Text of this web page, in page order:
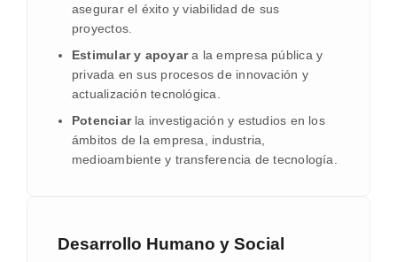
asegurar el éxito y viabilidad de sus
proyectos.
Estimular y apoyara la empresa pública y
privada en sus procesos de innovación y
actualización tecnológica.
Potenciarla investigación y estudios en los
ámbitos de la empresa, industria,
medioambiente y transferencia de tecnología.
Desarrollo Humano y Social